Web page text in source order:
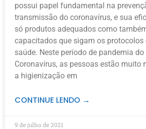
possui papel fundamental na
transmissão do coronavírus, e sua
só produtos adequados como
capacitados que sigam os protocolos
saúde. Neste período de pandemia
Coronavírus, as pessoas estão muito
a higienização em
CONTINUE LENDO →
9 de julho de 2021